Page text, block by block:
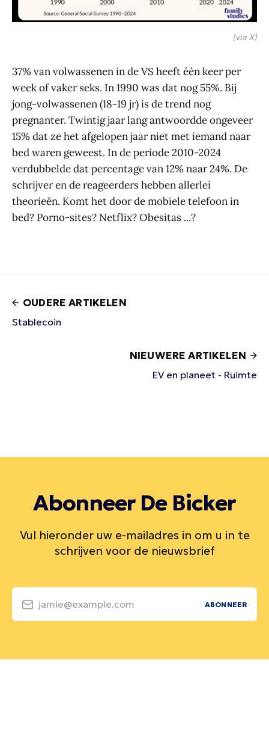
(via X)
37% van volwassenen in de VS heeft één keer per
week of vaker seks. In 1990 was dat nog 55%. Bij
jong-volwassenen (18-19 jr) is de trend nog
pregnanter. Twintig jaar lang antwoordde ongeveer
15% dat ze het afgelopen jaar niet met iemand naar
bed waren geweest. In de periode 2010-2024
verdubbelde dat percentage van 12% naar 24%. De
schrijver en de reageerders hebben allerlei
theorieën. Komt het door de mobiele telefoon in
bed? Porno-sites? Netflix? Obesitas ...?
OUDERE ARTIKELEN
Stablecoin
NIEUWERE ARTIKELEN
EV en planeet - Ruimte
Abonneer De Bicker
Vul hieronder uw e-mailadres in om u in te
schrijven voor de nieuwsbrief
jamie@example.com ABONNEER